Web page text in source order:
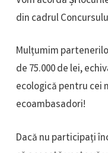
din cadrul
Mulțumim
de 75.000 de lei,
ecologică pentru cei
ecoambasadori!
Dacă nu participați